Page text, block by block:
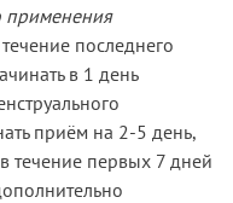
применения
последнего
в 1 день
приём на 2-5 день,
течение первых 7 дней